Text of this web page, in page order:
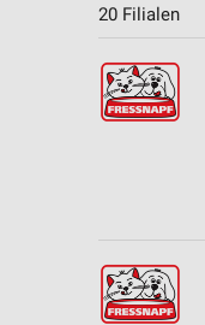
20 Filialen